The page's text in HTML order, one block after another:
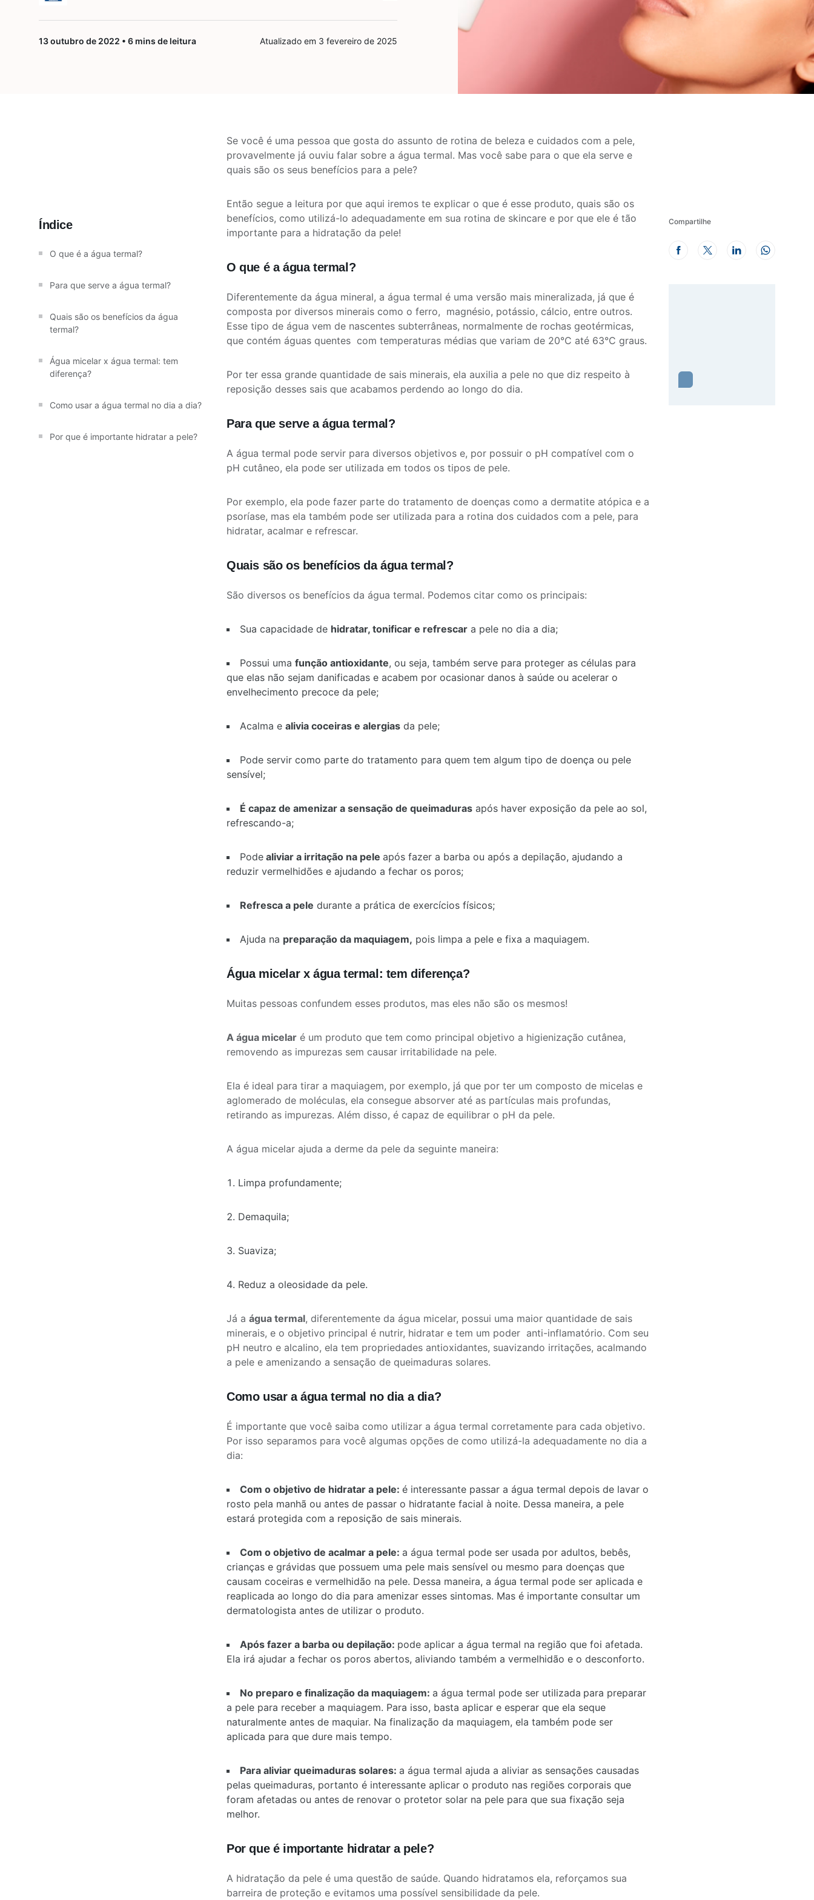
Saúde da mulher
13 outubro de 2022 • 6 mins de leitura Atualizado em 3 fevereiro de 2025
Índice
O que é a água termal?
Para que serve a água termal?
Quais são os benefícios da água
termal?
Água micelar x água termal: tem
diferença?
Como usar a água termal no dia a dia?
Por que é importante hidratar a pele?
Se você é uma pessoa que gosta do assunto de rotina de beleza e cuidados com a pele,
provavelmente já ouviu falar sobre a água termal. Mas você sabe para o que ela serve e
quais são os seus benefícios para a pele?
Então segue a leitura por que aqui iremos te explicar o que é esse produto, quais são os
benefícios, como utilizá-lo adequadamente em sua rotina de skincare e por que ele é tão
importante para a hidratação da pele!
O que é a água termal?
Diferentemente da água mineral, a água termal é uma versão mais mineralizada, já que é
composta por diversos minerais como o ferro, magnésio, potássio, cálcio, entre outros.
Esse tipo de água vem de nascentes subterrâneas, normalmente de rochas geotérmicas,
que contém águas quentes com temperaturas médias que variam de 20°C até 63°C graus.
Por ter essa grande quantidade de sais minerais, ela auxilia a pele no que diz respeito à
reposição desses sais que acabamos perdendo ao longo do dia.
Para que serve a água termal?
A água termal pode servir para diversos objetivos e, por possuir o pH compatível com o
pH cutâneo, ela pode ser utilizada em todos os tipos de pele.
Por exemplo, ela pode fazer parte do tratamento de doenças como a dermatite atópica e a
psoríase, mas ela também pode ser utilizada para a rotina dos cuidados com a pele, para
hidratar, acalmar e refrescar.
Quais são os benefícios da água termal?
São diversos os benefícios da água termal. Podemos citar como os principais:
Sua capacidade de hidratar, tonificar e refrescar a pele no dia a dia;
Possui uma função antioxidante, ou seja, também serve para proteger as células para
que elas não sejam danificadas e acabem por ocasionar danos à saúde ou acelerar o
envelhecimento precoce da pele;
Acalma e alivia coceiras e alergias da pele;
Pode servir como parte do tratamento para quem tem algum tipo de doença ou pele
sensível;
É capaz de amenizar a sensação de queimaduras após haver exposição da pele ao sol,
refrescando-a;
Pode aliviar a irritação na pele após fazer a barba ou após a depilação, ajudando a
reduzir vermelhidões e ajudando a fechar os poros;
Refresca a pele durante a prática de exercícios físicos;
Ajuda na preparação da maquiagem, pois limpa a pele e fixa a maquiagem.
Água micelar x água termal: tem diferença?
Muitas pessoas confundem esses produtos, mas eles não são os mesmos!
A água micelar é um produto que tem como principal objetivo a higienização cutânea,
removendo as impurezas sem causar irritabilidade na pele.
Ela é ideal para tirar a maquiagem, por exemplo, já que por ter um composto de micelas e
aglomerado de moléculas, ela consegue absorver até as partículas mais profundas,
retirando as impurezas. Além disso, é capaz de equilibrar o pH da pele.
A água micelar ajuda a derme da pele da seguinte maneira:
Limpa profundamente;
Demaquila;
Suaviza;
Reduz a oleosidade da pele.
Já a água termal, diferentemente da água micelar, possui uma maior quantidade de sais
minerais, e o objetivo principal é nutrir, hidratar e tem um poder anti-inflamatório. Com seu
pH neutro e alcalino, ela tem propriedades antioxidantes, suavizando irritações, acalmando
a pele e amenizando a sensação de queimaduras solares.
Como usar a água termal no dia a dia?
É importante que você saiba como utilizar a água termal corretamente para cada objetivo.
Por isso separamos para você algumas opções de como utilizá-la adequadamente no dia a
dia:
Com o objetivo de hidratar a pele: é interessante passar a água termal depois de lavar o
rosto pela manhã ou antes de passar o hidratante facial à noite. Dessa maneira, a pele
estará protegida com a reposição de sais minerais.
Com o objetivo de acalmar a pele: a água termal pode ser usada por adultos, bebês,
crianças e grávidas que possuem uma pele mais sensível ou mesmo para doenças que
causam coceiras e vermelhidão na pele. Dessa maneira, a água termal pode ser aplicada e
reaplicada ao longo do dia para amenizar esses sintomas. Mas é importante consultar um
dermatologista antes de utilizar o produto.
Após fazer a barba ou depilação: pode aplicar a água termal na região que foi afetada.
Ela irá ajudar a fechar os poros abertos, aliviando também a vermelhidão e o desconforto.
No preparo e finalização da maquiagem: a água termal pode ser utilizada para preparar
a pele para receber a maquiagem. Para isso, basta aplicar e esperar que ela seque
naturalmente antes de maquiar. Na finalização da maquiagem, ela também pode ser
aplicada para que dure mais tempo.
Para aliviar queimaduras solares: a água termal ajuda a aliviar as sensações causadas
pelas queimaduras, portanto é interessante aplicar o produto nas regiões corporais que
foram afetadas ou antes de renovar o protetor solar na pele para que sua fixação seja
melhor.
Por que é importante hidratar a pele?
A hidratação da pele é uma questão de saúde. Quando hidratamos ela, reforçamos sua
barreira de proteção e evitamos uma possível sensibilidade da pele.
Compartilhe